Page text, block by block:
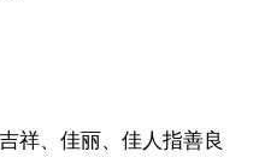
祥、佳丽、佳人指善良